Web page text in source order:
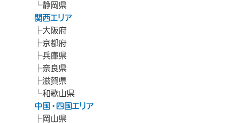
静岡県
関西エリア
大阪府
京都府
兵庫県
奈良県
滋賀県
和歌山県
中国・四国エリア
岡山県